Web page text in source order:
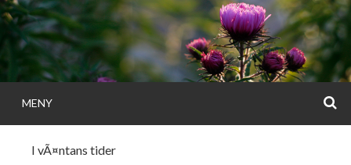
Gå
direkt
till
innehållet
MENY
I vÃ¤ntans tider